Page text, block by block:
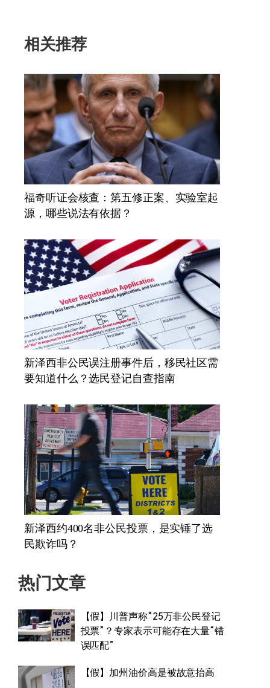
相关推荐
福奇听证会核查：第五修正案、实验室起
源，哪些说法有依据？
新泽西非公民误注册事件后，移民社区需
要知道什么？选民登记自查指南
新泽西约400名非公民投票，是实锤了选
民欺诈吗？
热门文章
【假】川普声称“25万非公民登记
投票”？专家表示可能存在大量“错
误匹配”
【假】加州油价高是被故意抬高